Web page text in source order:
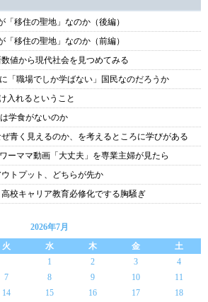
「移住の聖地」なのか（後編）
「移住の聖地」なのか（前編）
数値から現代社会を見つめてみる
に「職場でしか学ばない」国民なのだろうか
入れるということ
は学食がないのか
ぜ青く見えるのか、を考えるところに学びがある
ーママ動画「大丈夫」を専業主婦が見たら
ウトプット、どちらが先か
高校キャリア教育必修化でする胸騒ぎ
2026年7月
火 水 木 金
土
1
2 3
4
7 8 9 10
11
14 15 16 17
18